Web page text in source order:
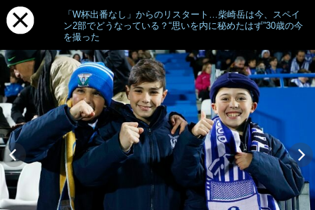
「W杯出番なし」からのリスタート…柴崎岳は今、スペイ
ン2部でどうなっている？“思いを内に秘めたはず”30歳の今
を撮った